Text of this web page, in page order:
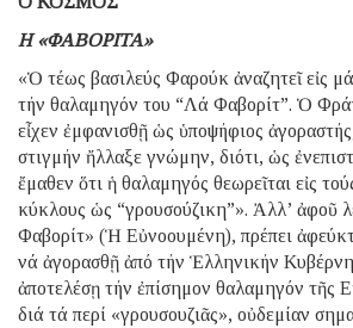
Η «ΦΑΒΟΡΙΤΑ»
«Ὁ τέως βασιλεύς Φαρούκ ἀναζητεῖ εἰς
τήν θαλαμηγόν του “Λά Φαβορίτ”. Ὁ
εἶχεν ἐμφανισθῇ ὡς ὑποψήφιος
στιγμήν ἤλλαξε γνώμην, διότι, ὡς
ἔμαθεν ὅτι ἡ θαλαμηγός θεωρεῖται εἰς
κύκλους ὡς “γρουσούζικη”». Ἀλλ’ ἀφοῦ
Φαβορίτ» (Ἡ Εὐνοουμένη), πρέπει
νά ἀγορασθῇ ἀπό τήν Ἑλληνικήν
ἀποτελέσῃ τήν ἐπίσημον θαλαμηγόν τῆς
διά τά περί «γρουσουζιᾶς», οὐδεμίαν